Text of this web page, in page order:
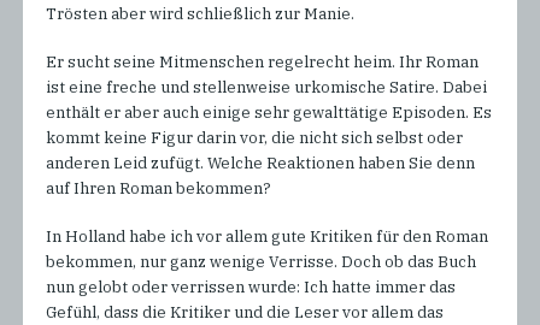
Trösten aber wird schließlich zur Manie.
Er sucht seine Mitmenschen regelrecht heim. Ihr Roman
ist eine freche und stellenweise urkomische Satire. Dabei
enthält er aber auch einige sehr gewalttätige Episoden. Es
kommt keine Figur darin vor, die nicht sich selbst oder
anderen Leid zufügt. Welche Reaktionen haben Sie denn
auf Ihren Roman bekommen?
In Holland habe ich vor allem gute Kritiken für den Roman
bekommen, nur ganz wenige Verrisse. Doch ob das Buch
nun gelobt oder verrissen wurde: Ich hatte immer das
Gefühl, dass die Kritiker und die Leser vor allem das